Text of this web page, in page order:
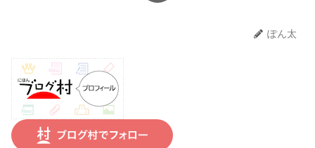
ぽん太